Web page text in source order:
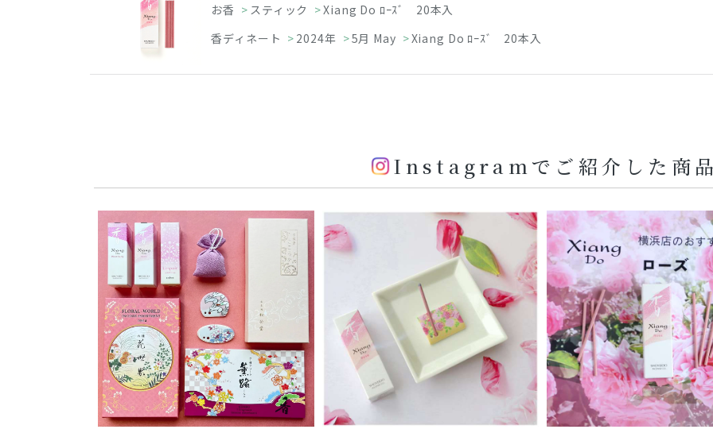
お香 > スティック >Xiang Do ﾛｰｽﾞ 20本入
香ディネート > 2024年 >5月 May >Xiang Do ﾛｰｽﾞ 20本入
Instagramでご紹介した商